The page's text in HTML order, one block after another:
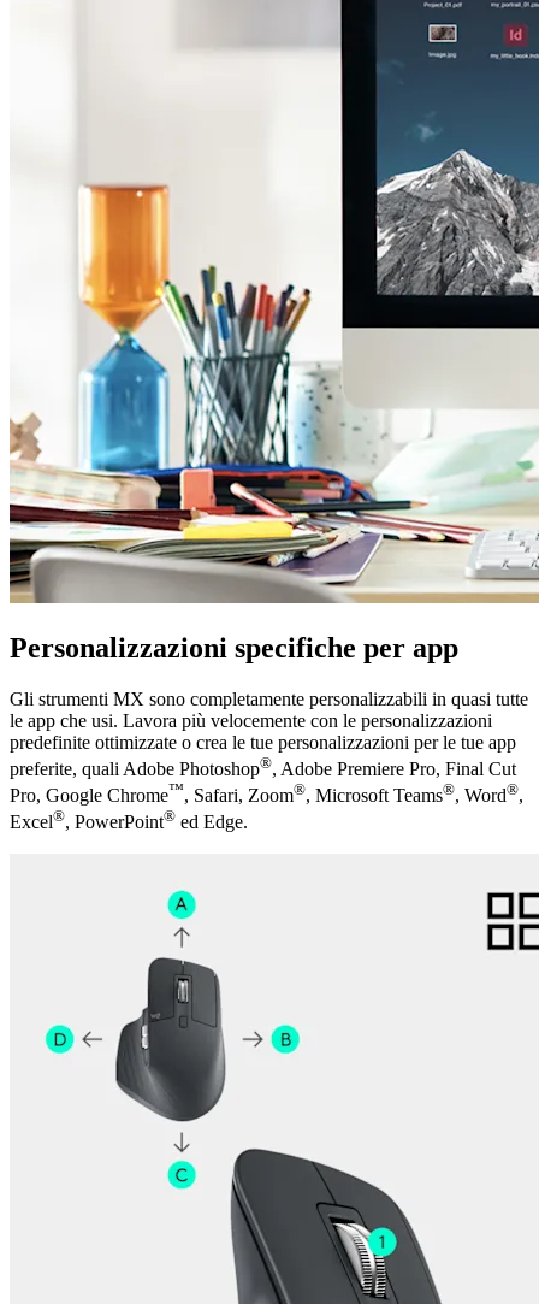
Personalizzazioni specifiche per app
Gli strumenti MX sono completamente personalizzabili in quasi tutte
le app che usi. Lavora più velocemente con le personalizzazioni
predefinite ottimizzate o crea le tue personalizzazioni per le tue app
preferite, quali Adobe Photoshop®, Adobe Premiere Pro, Final Cut
Pro, Google Chrome™, Safari, Zoom®, Microsoft Teams®, Word®,
Excel®, PowerPoint® ed Edge.